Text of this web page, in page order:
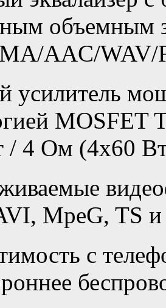
объемным
AAC/WAV/
усилитель
MOSFET
/ 4 Ом (4х60
MpeG, TS и
с